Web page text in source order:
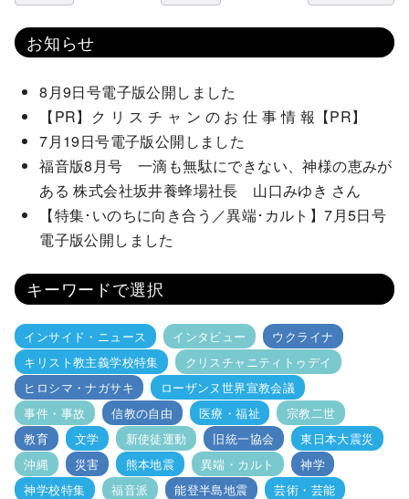
お知らせ
8月9日号電子版公開しました
【PR】ク リ ス チ ャ ン の お 仕 事 情 報【PR】
7月19日号電子版公開しました
福音版8月号 一滴も無駄にできない、神様の恵みが
ある 株式会社坂井養蜂場社長 山口みゆき さん
【特集･いのちに向き合う／異端･カルト】7月5日号
電子版公開しました
キーワードで選択
インサイド・ニュース インタビュー
ウクライナ
キリスト教主義学校特集
クリスチャニティトゥデイ
ヒロシマ・ナガサキ
ローザンヌ世界宣教会議
事件・事故
信教の自由 医療・福祉
宗教二世
教育
文学 新使徒運動 旧統一協会
東日本大震災
沖縄
災害 熊本地震 異端・カルト
神学
神学校特集
福音派 能登半島地震
芸術・芸能